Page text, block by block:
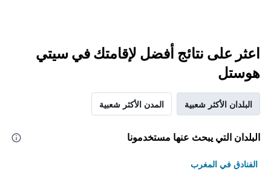
اعثر على نتائج أفضل لإقامتك في سيتي
هوستل
البلدان الأكثر شعبية المدن الأكثر شعبية
البلدان التي يبحث عنها مستخدمونا
الفنادق في المغرب